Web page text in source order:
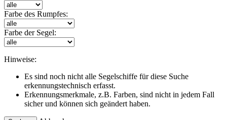
Farbe des Rumpfes:
Farbe der Segel:
Hinweise:
Es sind noch nicht alle Segelschiffe für diese Suche
erkennungstechnisch erfasst.
Erkennungsmerkmale, z.B. Farben, sind nicht in jedem Fall
sicher und können sich geändert haben.